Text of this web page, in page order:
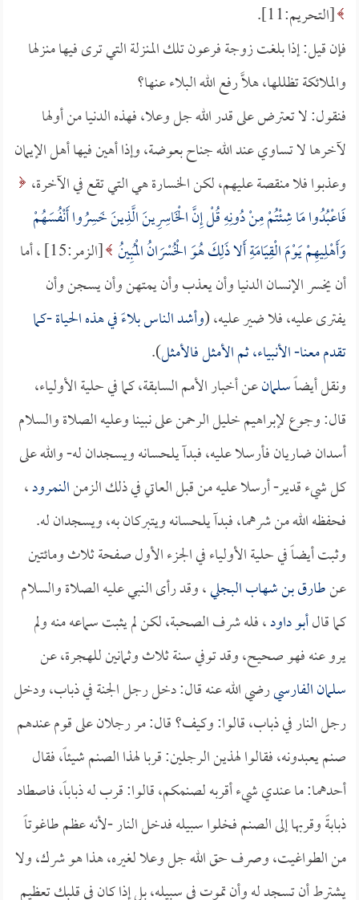
[التحريم:11].
فإن قيل: إذا بلغت زوجة فرعون تلك المنزلة التي ترى فيها منزلها
والملائكة تظللها، هلاَّ رفع الله البلاء عنها؟
فنقول: لا تعترض على قدر الله جل وعلا، فهذه الدنيا من أولها
لآخرها لا تساوي عند الله جناح بعوضة، وإذا أهين فيها أهل الإيمان
وعذبوا فلا منقصة عليهم، لكن الخسارة هي التي تقع في الآخرة،
فَاعْبُدُوا مَا شِئْتُمْ مِنْ دُونِهِ قُلْ إِنَّ الْخَاسِرِينَ الَّذِينَ خَسِرُوا أَنْفُسَهُمْ
وَأَهْلِيهِمْ يَوْمَ الْقِيَامَةِ أَلا ذَلِكَ هُوَ الْخُسْرَانُ الْمُبِينُ
[الزمر:15] ، أما
أن يخسر الإنسان الدنيا وأن يعذب وأن يمتهن وأن يسجن وأن
يفترى عليه، فلا ضير عليه، (وأشد الناس بلاءً في هذه الحياة -كما
تقدم معنا- الأنبياء، ثم الأمثل فالأمثل).
ونقل أيضاًسلمانعن أخبار الأمم السابقة، كما في حلية الأولياء،
قال: وجوع لإبراهيم خليل الرحمن على نبينا وعليه الصلاة والسلام
أسدان ضاريان فأرسلا عليه، فبدآ يلحسانه ويسجدان له- والله على
كل شيء قدير- أرسلا عليه من قبل العاتي في ذلك الزمنالنمرود،
فحفظه الله من شرهما، فبدآ يلحسانه ويتبركان به، ويسجدان له.
وثبت أيضاً في حلية الأولياء في الجزء الأول صفحة ثلاث ومائتين
عنطارق بن شهاب البجلي، وقد رأى النبي عليه الصلاة والسلام
كما قالأبو داود، فله شرف الصحبة، لكن لم يثبت سماعه منه ولم
يرو عنه فهو صحيح، وقد توفي سنة ثلاث وثمانين للهجرة، عن
سلمان الفارسيرضي الله عنه قال: دخل رجل الجنة في ذباب، ودخل
رجل النار في ذباب، قالوا: وكيف؟ قال: مر رجلان على قوم عندهم
صنم يعبدونه، فقالوا لهذين الرجلين: قربا لهذا الصنم شيئاً، فقال
أحدهما: ما عندي شيء أقربه لصنمكم، قالوا: قرب له ذباباً، فاصطاد
ذبابةً وقربها إلى الصنم فخلوا سبيله فدخل النار -لأنه عظم طاغوتاً
من الطواغيت، وصرف حق الله جل وعلا لغيره، هذا هو شرك، ولا
يشترط أن تسجد له وأن تموت في سبيله، بل إذا كان في قلبك تعظيم